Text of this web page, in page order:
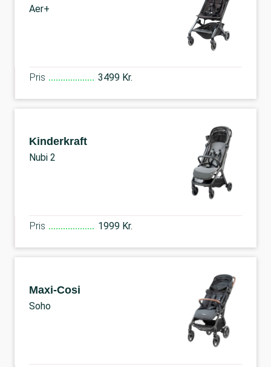
Aer+
Pris 3499 Kr.
Kinderkraft
Nubi 2
Pris 1999 Kr.
Maxi-Cosi
Soho